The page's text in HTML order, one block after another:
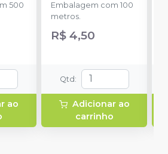
500
ao
Embalagem com 100
metros.
R$ 4,50
Qtd :
Adicionar ao
carrinho